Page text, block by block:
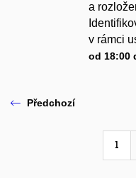
a
v rámci
od 18:00
Předchozí
1